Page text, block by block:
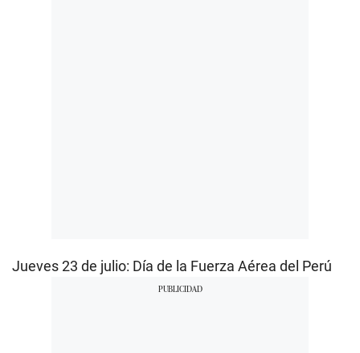
Jueves 23 de julio: Día de la Fuerza Aérea del Perú